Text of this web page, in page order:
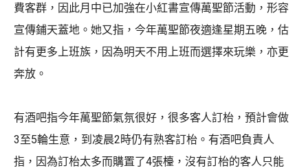
費客群，因此月中已加強在小紅書宣傳萬聖節活動，形容
宣傳鋪天蓋地。她又指，今年萬聖節夜適逢星期五晚，估
計有更多上班族，因為明天不用上班而選擇來玩樂，亦更
奔放。
有酒吧指今年萬聖節氣氛很好，很多客人訂枱，預計會做
3至5輪生意，到凌晨2時仍有熟客訂枱。有酒吧負責人
指，因為訂枱太多而購置了4張檯，沒有訂枱的客人只能